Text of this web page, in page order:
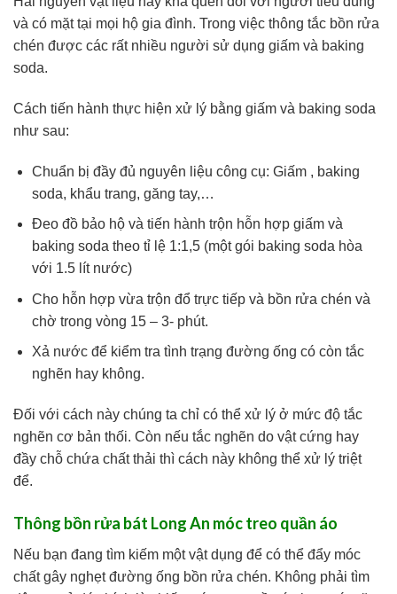
và có mặt tại mọi hộ gia đình. Trong việc thông tắc bồn rửa
chén được các rất nhiều người sử dụng giấm và baking
soda.
Cách tiến hành thực hiện xử lý bằng giấm và baking soda
như sau:
Chuẩn bị đầy đủ nguyên liệu công cụ: Giấm , baking
soda, khẩu trang, găng tay,…
Đeo đồ bảo hộ và tiến hành trộn hỗn hợp giấm và
baking soda theo tỉ lệ 1:1,5 (một gói baking soda hòa
với 1.5 lít nước)
Cho hỗn hợp vừa trộn đổ trực tiếp và bồn rửa chén và
chờ trong vòng 15 – 3- phút.
Xả nước để kiểm tra tình trạng đường ống có còn tắc
nghẽn hay không.
Đối với cách này chúng ta chỉ có thể xử lý ở mức độ tắc
nghẽn cơ bản thối. Còn nếu tắc nghẽn do vật cứng hay
đầy chỗ chứa chất thải thì cách này không thể xử lý triệt
để.
Thông bồn rửa bát Long An móc treo quần áo
Nếu bạn đang tìm kiếm một vật dụng để có thể đẩy móc
chất gây nghẹt đường ống bồn rửa chén. Không phải tìm